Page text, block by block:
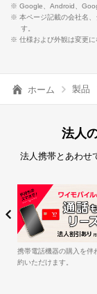
※ Google、Android、
※ 本ページ記載の会社名、
す。
※ 仕様および外観は変更に
ホーム 製品
法人
法人携帯とあわせ
携帯電話機器の購入を伴
約いただけます。